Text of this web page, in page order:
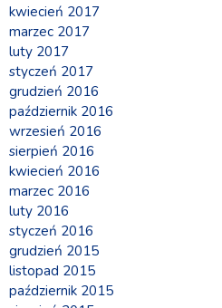
kwiecień 2017
marzec 2017
luty 2017
styczeń 2017
grudzień 2016
październik 2016
wrzesień 2016
sierpień 2016
kwiecień 2016
marzec 2016
luty 2016
styczeń 2016
grudzień 2015
listopad 2015
październik 2015